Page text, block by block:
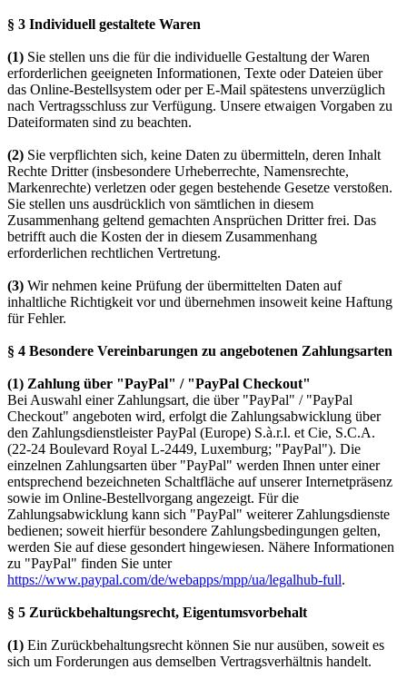
§ 3 Individuell gestaltete Waren
(1) Sie stellen uns die für die individuelle Gestaltung der Waren
erforderlichen geeigneten Informationen, Texte oder Dateien über
das Online-Bestellsystem oder per E-Mail spätestens unverzüglich
nach Vertragsschluss zur Verfügung. Unsere etwaigen Vorgaben zu
Dateiformaten sind zu beachten.
(2) Sie verpflichten sich, keine Daten zu übermitteln, deren Inhalt
Rechte Dritter (insbesondere Urheberrechte, Namensrechte,
Markenrechte) verletzen oder gegen bestehende Gesetze verstoßen.
Sie stellen uns ausdrücklich von sämtlichen in diesem
Zusammenhang geltend gemachten Ansprüchen Dritter frei. Das
betrifft auch die Kosten der in diesem Zusammenhang
erforderlichen rechtlichen Vertretung.
(3) Wir nehmen keine Prüfung der übermittelten Daten auf
inhaltliche Richtigkeit vor und übernehmen insoweit keine Haftung
für Fehler.
§ 4 Besondere Vereinbarungen zu angebotenen Zahlungsarten
(1) Zahlung über "PayPal" / "PayPal Checkout"
Bei Auswahl einer Zahlungsart, die über "PayPal" / "PayPal
Checkout" angeboten wird, erfolgt die Zahlungsabwicklung über
den Zahlungsdienstleister PayPal (Europe) S.à.r.l. et Cie, S.C.A.
(22-24 Boulevard Royal L-2449, Luxemburg; "PayPal"). Die
einzelnen Zahlungsarten über "PayPal" werden Ihnen unter einer
entsprechend bezeichneten Schaltfläche auf unserer Internetpräsenz
sowie im Online-Bestellvorgang angezeigt. Für die
Zahlungsabwicklung kann sich "PayPal" weiterer Zahlungsdienste
bedienen; soweit hierfür besondere Zahlungsbedingungen gelten,
werden Sie auf diese gesondert hingewiesen. Nähere Informationen
zu "PayPal" finden Sie unter
https://www.paypal.com/de/webapps/mpp/ua/legalhub-full.
§ 5 Zurückbehaltungsrecht, Eigentumsvorbehalt
(1) Ein Zurückbehaltungsrecht können Sie nur ausüben, soweit es
sich um Forderungen aus demselben Vertragsverhältnis handelt.